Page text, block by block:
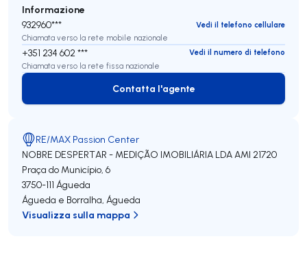
Informazione
932960***
Vedi il telefono cellulare
Chiamata verso la rete mobile nazionale
+351 234 602 ***
Vedi il numero di telefono
Chiamata verso la rete fissa nazionale
Contatta l'agente
Contatta l'agente
RE/MAX Passion Center
NOBRE DESPERTAR - MEDIÇÃO IMOBILIÁRIA LDAAMI 21720
Praça do Município, 6
3750-111 Águeda
Águeda e Borralha, Águeda
Visualizza sulla mappa